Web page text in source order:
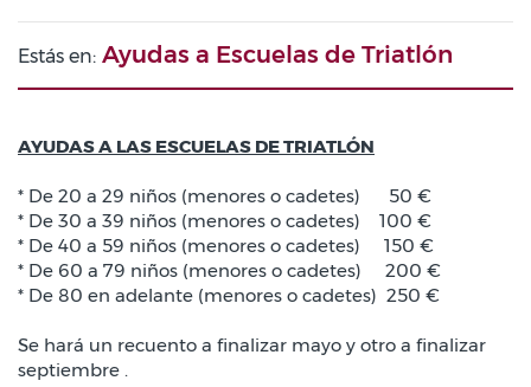
Estás en: Ayudas a Escuelas de Triatlón
AYUDAS A LAS ESCUELAS DE TRIATLÓN
* De 20 a 29 niños (menores o cadetes) 50 €
* De 30 a 39 niños (menores o cadetes) 100 €
* De 40 a 59 niños (menores o cadetes) 150 €
* De 60 a 79 niños (menores o cadetes) 200 €
* De 80 en adelante (menores o cadetes) 250 €
Se hará un recuento a finalizar mayo y otro a finalizar
septiembre .